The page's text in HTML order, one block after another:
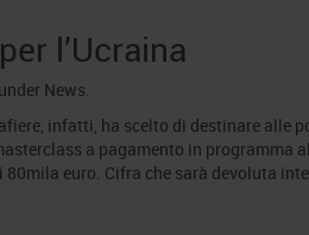
l’Ucraina
News.
infatti, ha scelto di destinare alle
a pagamento in programma
euro. Cifra che sarà devoluta